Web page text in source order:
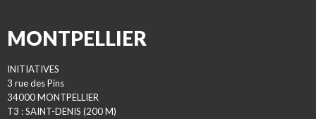
MONTPELLIER
INITIATIVES
3 rue des Pins
34000 MONTPELLIER
T3 : SAINT-DENIS (200 M)